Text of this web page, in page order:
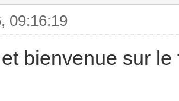
09:16:19
bienvenue sur le